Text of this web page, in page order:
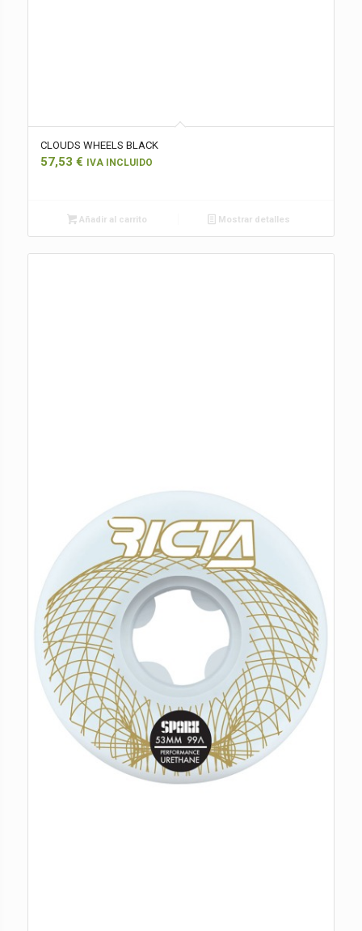
CLOUDS WHEELS BLACK
57,53 € IVA INCLUIDO
Añadir al carrito Mostrar detalles